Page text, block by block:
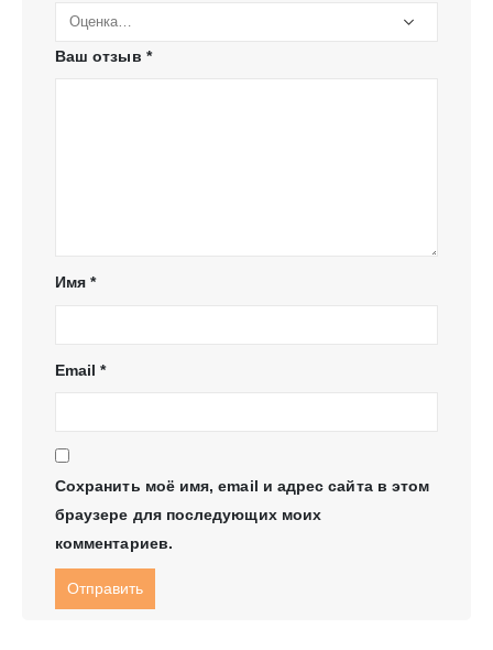
Ваш отзыв *
Имя*
Email*
Сохранить моё имя, email и адрес сайта в этом
браузере для последующих моих
комментариев.